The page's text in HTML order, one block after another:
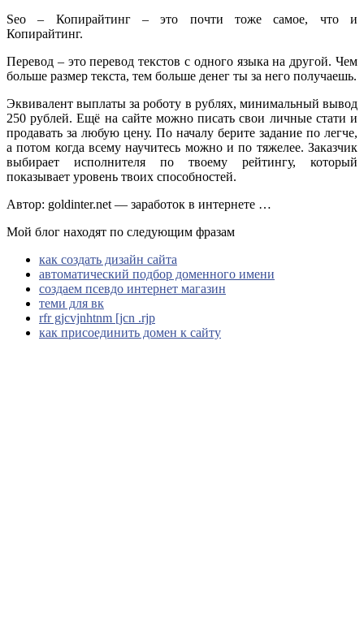
Seo – Копирайтинг – это почти тоже самое, что и
Копирайтинг.
Перевод – это перевод текстов с одного языка на другой. Чем
больше размер текста, тем больше денег ты за него получаешь.
Эквивалент выплаты за роботу в рублях, минимальный вывод
250 рублей. Ещё на сайте можно писать свои личные стати и
продавать за любую цену. По началу берите задание по легче,
а потом когда всему научитесь можно и по тяжелее. Заказчик
выбирает исполнителя по твоему рейтингу, который
показывает уровень твоих способностей.
Автор: goldinter.net — заработок в интернете …
Мой блог находят по следующим фразам
как создать дизайн сайта
автоматический подбор доменного имени
создаем псевдо интернет магазин
теми для вк
rfr gjcvjnhtnm [jcn .rjp
как присоединить домен к сайту